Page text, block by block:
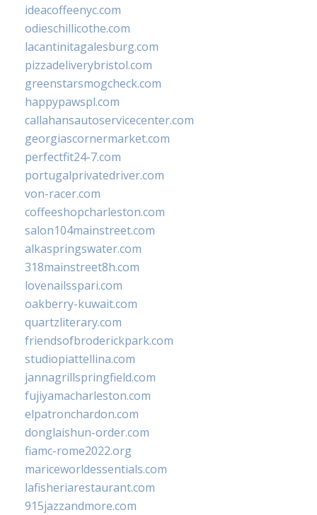
ideacoffeenyc.com
odieschillicothe.com
lacantinitagalesburg.com
pizzadeliverybristol.com
greenstarsmogcheck.com
happypawspl.com
callahansautoservicecenter.com
georgiascornermarket.com
perfectfit24-7.com
portugalprivatedriver.com
von-racer.com
coffeeshopcharleston.com
salon104mainstreet.com
alkaspringswater.com
318mainstreet8h.com
lovenailsspari.com
oakberry-kuwait.com
quartzliterary.com
friendsofbroderickpark.com
studiopiattellina.com
jannagrillspringfield.com
fujiyamacharleston.com
elpatronchardon.com
donglaishun-order.com
fiamc-rome2022.org
mariceworldessentials.com
lafisheriarestaurant.com
915jazzandmore.com